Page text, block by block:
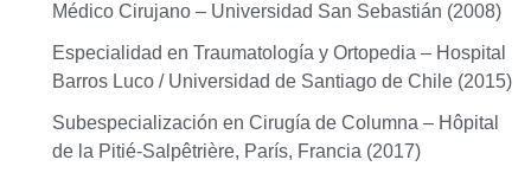
Médico Cirujano – Universidad San Sebastián (2008)
Especialidad en Traumatología y Ortopedia – Hospital
Barros Luco / Universidad de Santiago de Chile (2015)
Subespecialización en Cirugía de Columna – Hôpital
de la Pitié-Salpêtrière, París, Francia (2017)